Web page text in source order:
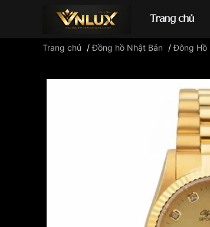
Trang chủ
Trang chủ /Đồng hồ Nhật Bản /Đông Hồ